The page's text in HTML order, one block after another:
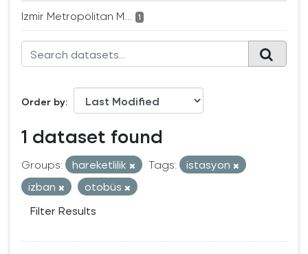
Izmir Metropolitan M... 1
Order by
1 dataset found
Groups: hareketlilik Tags:
istasyon
izban
otobüs
Filter Results